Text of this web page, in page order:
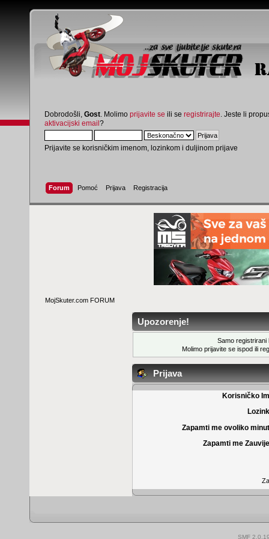
Dobrodošli, Gost . Molimo prijavite se ili se registrirajte . Jeste li
aktivacijski email?
Prijavite se korisničkim imenom, lozinkom i duljinom prijave
Forum Pomoć Prijava Registracija
MojSkuter.com FORUM
Upozorenje!
Samo registrirani
Molimo prijavite se ispod ili
Prijava
Korisničko
Zapamti me ovoliko
Zapamti me
SMF